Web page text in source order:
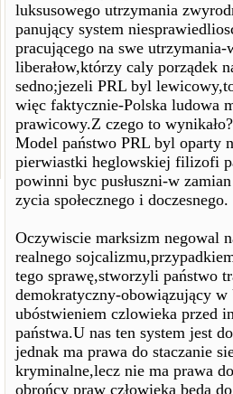
luksusowego utrzymania
panujący system
pracującego na swe
liberałow,którzy caly porządek
sedno;jezeli PRL byl
więc faktycznie-Polska ludowa
prawicowy.Z czego to wynikało?
Model państwo PRL byl oparty
pierwiastki heglowskiej filizofi
powinni byc pusłuszni-w
zycia społecznego i doczesnego.
Oczywiscie marksizm negowal
realnego
tego sprawę,stworzyli państwo
demokratyczny-obowiązujący
ubóstwieniem czlowieka przed
państwa.U nas ten system jest
jednak ma prawa do staczanie
kryminalne,lecz nie ma prawa
obrońcy praw człowieka będą